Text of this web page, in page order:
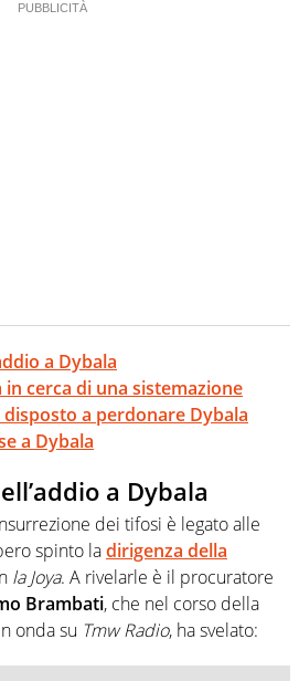
a Dybala
in cerca di una sistemazione
a perdonare Dybala
a Dybala
a Dybala
dei tifosi è legato alle
spinto ladirigenza della
la Joya. A rivelarle è il procuratore
Brambati, che nel corso della
onda su Tmw Radio, ha svelato: